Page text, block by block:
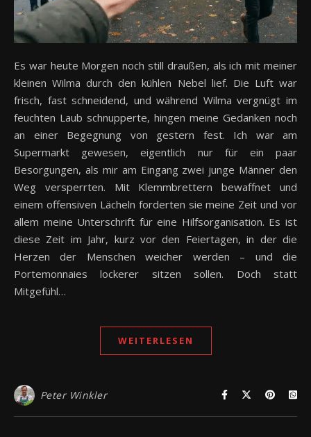
Es war heute Morgen noch still draußen, als ich mit meiner
kleinen Wilma durch den kühlen Nebel lief. Die Luft war
frisch, fast schneidend, und während Wilma vergnügt im
feuchten Laub schnupperte, hingen meine Gedanken noch
an einer Begegnung von gestern fest. Ich war am
Supermarkt gewesen, eigentlich nur für ein paar
Besorgungen, als mir am Eingang zwei junge Männer den
Weg versperrten. Mit Klemmbrettern bewaffnet und
einem offensiven Lächeln forderten sie meine Zeit und vor
allem meine Unterschrift für eine Hilfsorganisation. Es ist
diese Zeit im Jahr, kurz vor den Feiertagen, in der die
Herzen der Menschen weicher werden – und die
Portemonnaies lockerer sitzen sollen. Doch statt
Mitgefühl…
WEITERLESEN
Peter Winkler